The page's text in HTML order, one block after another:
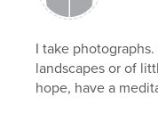
I take
landscapes or of
hope, have a